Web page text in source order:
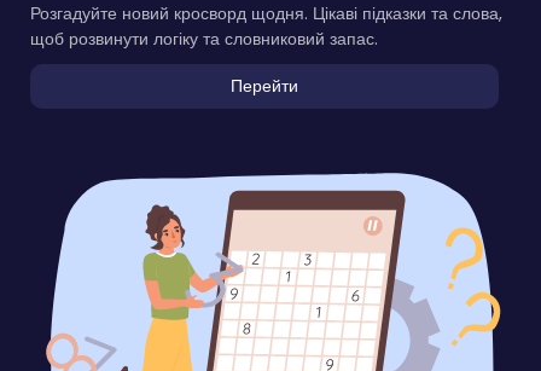
Розгадуйте новий кросворд щодня. Цікаві підказки та слова,
щоб розвинути логіку та словниковий запас.
Перейти